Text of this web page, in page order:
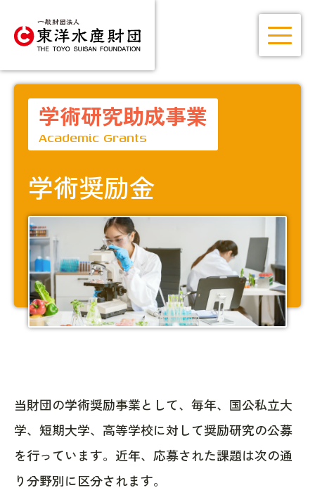
学術研究助成事業
Academic Grants
学術奨励金
当財団の学術奨励事業として、毎年、国公私立大
学、短期大学、高等学校に対して奨励研究の公募
を行っています。近年、応募された課題は次の通
り分野別に区分されます。